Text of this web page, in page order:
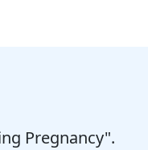
Pregnancy".